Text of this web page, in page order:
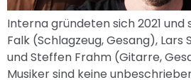
Interna gründeten sich 2021 und
Falk (Schlagzeug, Gesang),
und Steffen Frahm (Gitarre,
Musiker sind keine